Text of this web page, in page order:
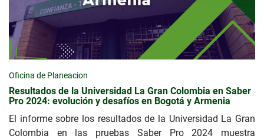
Oficina de Planeacion
Resultados de la Universidad La Gran Colombia en Saber
Pro 2024: evolución y desafíos en Bogotá y Armenia
El informe sobre los resultados de la Universidad La Gran
Colombia en las pruebas Saber Pro 2024 muestra